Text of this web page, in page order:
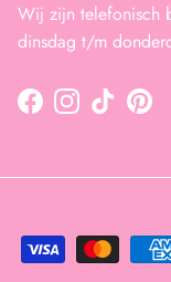
Wij zijn telefonisch
dinsdag t/m
FacebookInstagram
TikTok